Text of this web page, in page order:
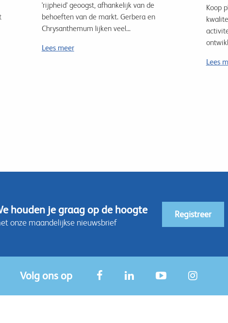
'rijpheid' geoogst, afhankelijk van de
behoeften van de markt. Gerbera en
Chrysanthemum lijken veel...
Lees meer
Koop
Lees
houden je graag op de hoogte
onze maandelijkse nieuwsbrief
Registreer
Volg ons op